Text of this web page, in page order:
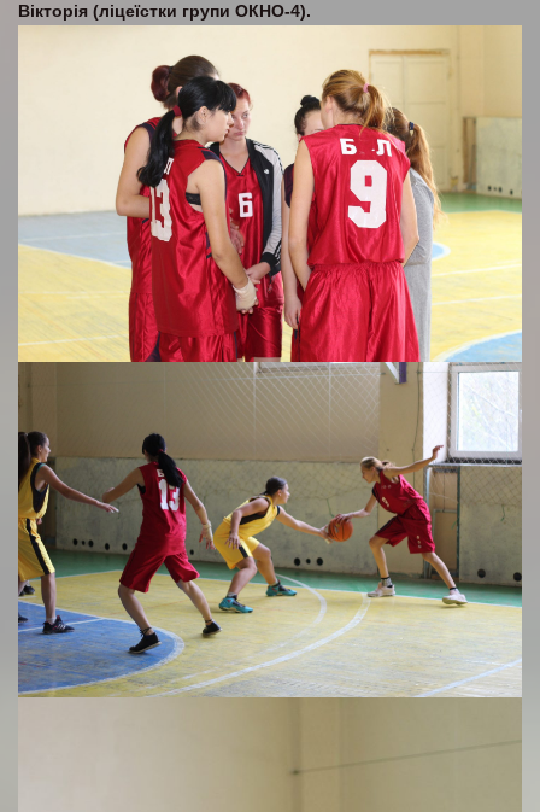
Вікторія (ліцеїстки групи ОКНО-4).